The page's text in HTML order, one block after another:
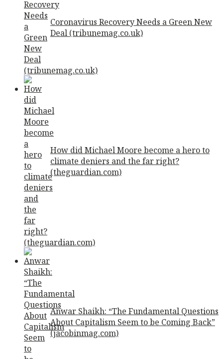
Coronavirus Recovery Needs a Green New
Deal (tribunemag.co.uk)
How did Michael Moore become a hero to
climate deniers and the far right?
(theguardian.com)
Anwar Shaikh: “The Fundamental Questions
About Capitalism Seem to be Coming Back”
(jacobinmag.com)